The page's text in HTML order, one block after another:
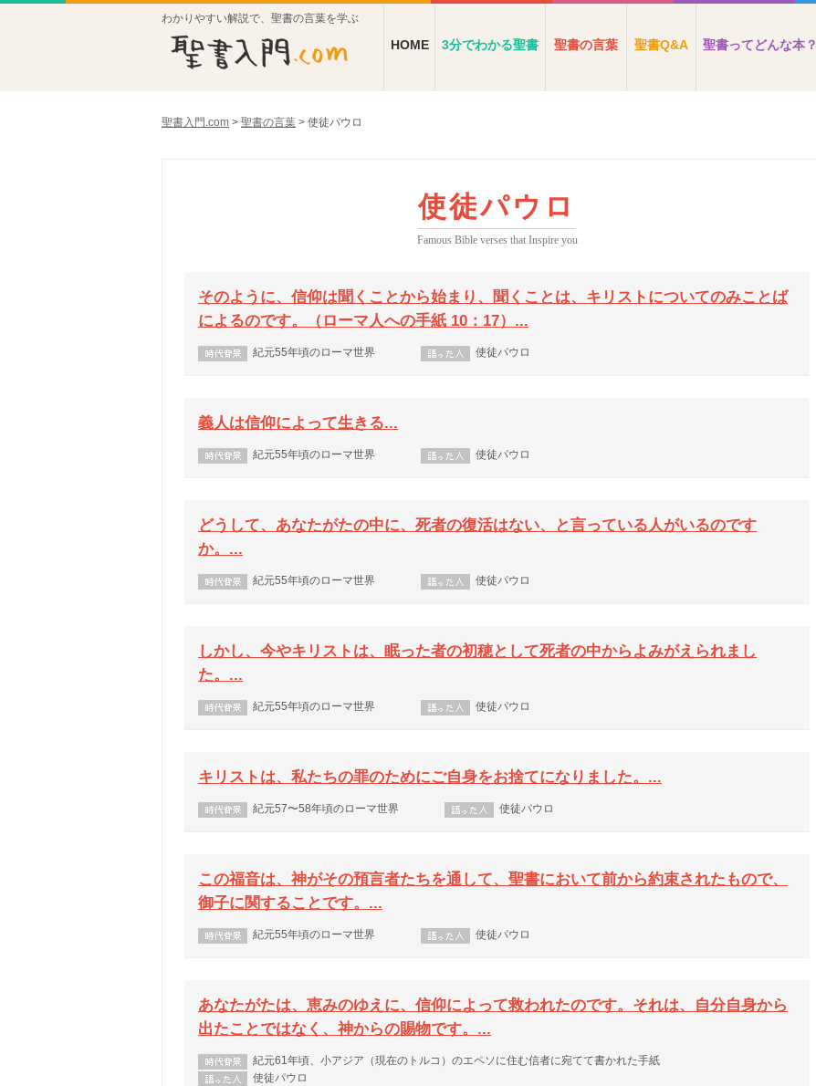
わかりやすい解説で、聖書の言葉を学ぶ
HOME 3分でわかる聖書 聖書の言葉 聖書Q&A 聖書ってどんな本？
聖書入門.com > 聖書の言葉 > 使徒パウロ
使徒パウロ
Famous Bible verses that Inspire you
そのように、信仰は聞くことから始まり、聞くことは、キリストについてのみことば
によるのです。（ローマ人への手紙 10：17）...
紀元55年頃のローマ世界 使徒パウロ
義人は信仰によって生きる...
紀元55年頃のローマ世界 使徒パウロ
どうして、あなたがたの中に、死者の復活はない、と言っている人がいるのです
か。...
紀元55年頃のローマ世界 使徒パウロ
しかし、今やキリストは、眠った者の初穂として死者の中からよみがえられまし
た。...
紀元55年頃のローマ世界 使徒パウロ
キリストは、私たちの罪のためにご自身をお捨てになりました。...
紀元57〜58年頃のローマ世界 使徒パウロ
この福音は、神がその預言者たちを通して、聖書において前から約束されたもので、
御子に関することです。...
紀元55年頃のローマ世界 使徒パウロ
あなたがたは、恵みのゆえに、信仰によって救われたのです。それは、自分自身から
出たことではなく、神からの賜物です。...
紀元61年頃、小アジア（現在のトルコ）のエペソに住む信者に宛てて書かれた手紙
使徒パウロ